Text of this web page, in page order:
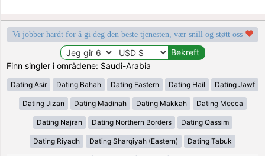
Vi jobber hardt for å gi deg den beste tjenesten, vær snill og støtt oss
Finn singler i områdene: Saudi-Arabia
Dating Asir Dating Bahah Dating Eastern Dating Hail Dating Jawf
Dating Jizan Dating Madinah Dating Makkah Dating Mecca
Dating Najran Dating Northern Borders Dating Qassim
Dating Riyadh Dating Sharqiyah (Eastern) Dating Tabuk